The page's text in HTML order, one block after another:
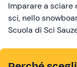
Imparare a sciare
sci, nello
Scuola di Sci